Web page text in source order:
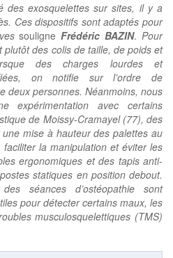
des exosquelettes sur sites, il y a
Ces dispositifs sont adaptés pour
souligneFrédéric BAZIN.Pour
des colis de taille, de poids et
des charges lourdes et
on notifie sur l’ordre de
deux personnes. Néanmoins, nous
expérimentation avec certains
de Moissy-Cramayel (77), des
mise à hauteur des palettes au
la manipulation et éviter les
ergonomiques et des tapis anti-
statiques en position debout.
séances d’ostéopathie sont
pour détecter certains maux, les
musculosquelettiques (TMS)